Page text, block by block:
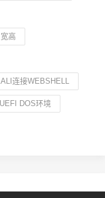
高
连接WEBSHELL
UEFI DOS环境